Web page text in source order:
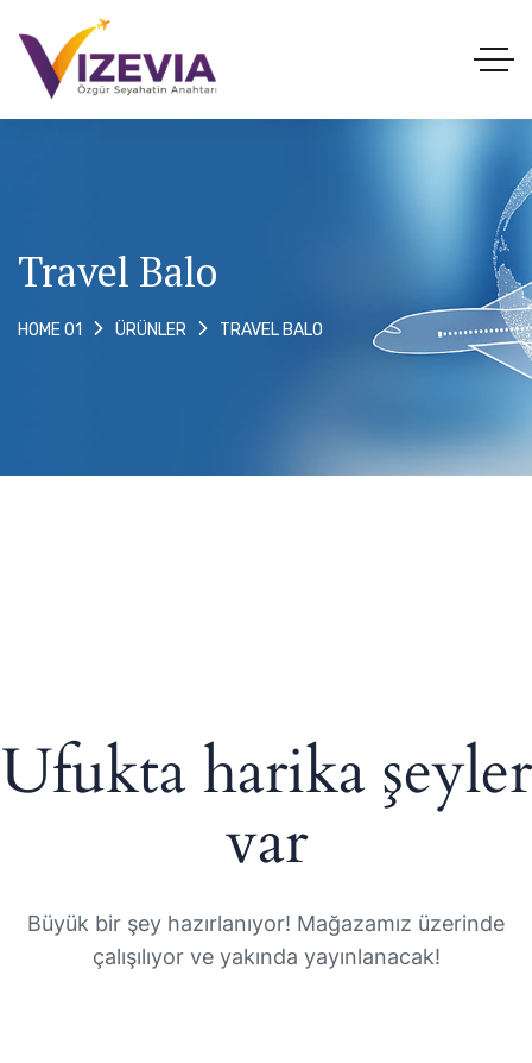
Travel Balo
HOME 01 ÜRÜNLER TRAVEL BALO
Ufukta harika şeyler
var
Büyük bir şey hazırlanıyor! Mağazamız üzerinde
çalışılıyor ve yakında yayınlanacak!